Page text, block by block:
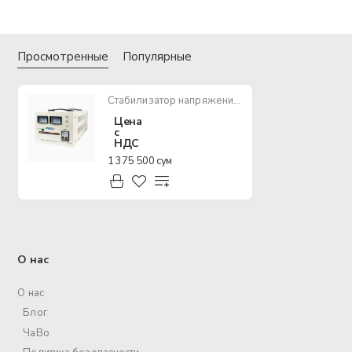
Просмотренные Популярные
Стабилизатор напряжения ANDELI ASV-5000VA 150-250V
Цена
с
НДС
1 375 500 сум
О нас
О нас
Блог
ЧаВо